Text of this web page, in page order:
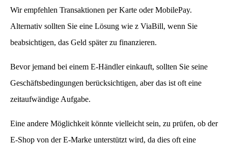
Wir empfehlen Transaktionen per Karte oder MobilePay.
Alternativ sollten Sie eine Lösung wie z ViaBill, wenn Sie
beabsichtigen, das Geld später zu finanzieren.
Bevor jemand bei einem E-Händler einkauft, sollten Sie seine
Geschäftsbedingungen berücksichtigen, aber das ist oft eine
zeitaufwändige Aufgabe.
Eine andere Möglichkeit könnte vielleicht sein, zu prüfen, ob der
E-Shop von der E-Marke unterstützt wird, da dies oft eine